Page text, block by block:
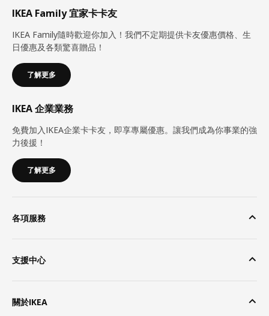
IKEA Family 宜家卡卡友
IKEA Family隨時歡迎你加入！我們不定期提供卡友優惠價格、生
日優惠及各類驚喜贈品！
了解更多
IKEA 企業業務
免費加入IKEA企業卡卡友，即享專屬優惠。讓我們成為你事業的強
力後援！
了解更多
各項服務
支援中心
關於IKEA